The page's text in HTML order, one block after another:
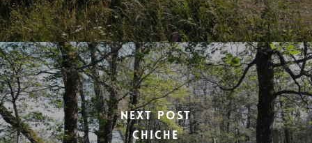
Next Post
CHICHE